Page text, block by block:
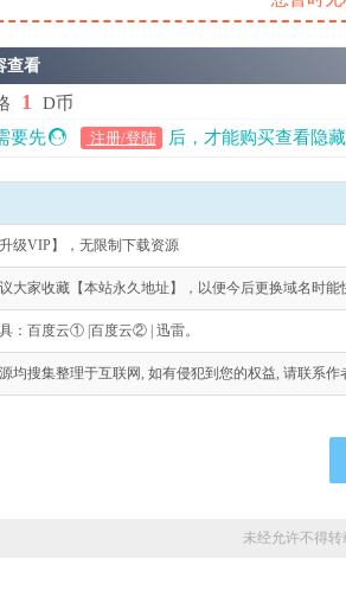
查看
1
D币
要先
注册/登陆 后，才能购买查看隐
级VIP】，无限制下载资源
大家收藏【本站永久地址】，以便今后更换域名时能
：百度云① |百度云② | 迅雷。
均搜集整理于互联网, 如有侵犯到您的权益, 请联系作
未经允许不得转